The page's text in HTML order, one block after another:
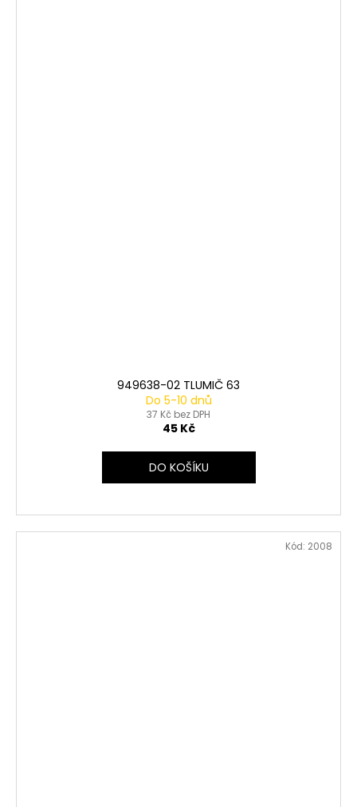
949638-02 TLUMIČ 63
Do 5-10 dnů
37 Kč bez DPH
45 Kč
DO KOŠÍKU
Kód: 2008